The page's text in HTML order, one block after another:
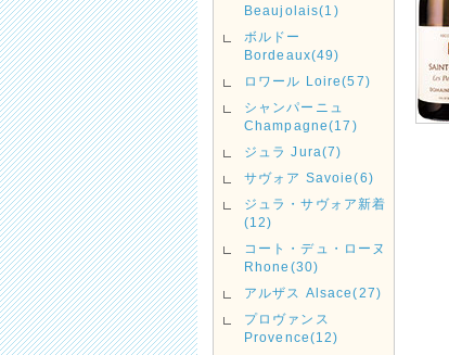
Beaujolais(1)
ボルドー
Bordeaux(49)
ロワール Loire(57)
シャンパーニュ
Champagne(17)
ジュラ Jura(7)
サヴォア Savoie(6)
ジュラ・サヴォア新着
(12)
コート・デュ・ローヌ
Rhone(30)
アルザス Alsace(27)
プロヴァンス
Provence(12)